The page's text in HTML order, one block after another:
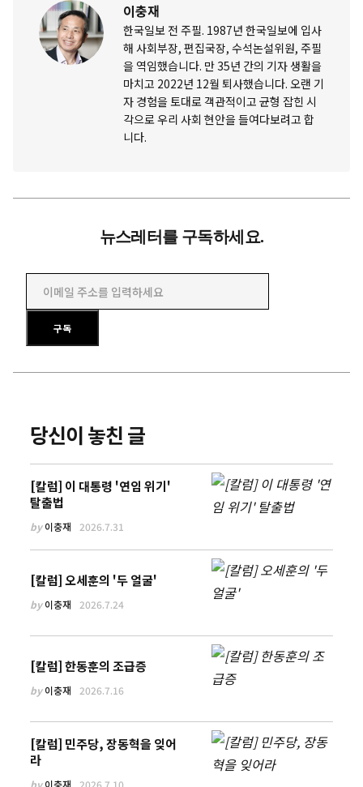
이충재
한국일보 전 주필. 1987년 한국일보에 입사
해 사회부장, 편집국장, 수석논설위원, 주필
을 역임했습니다. 만 35년 간의 기자 생활을
마치고 2022년 12월 퇴사했습니다. 오랜 기
자 경험을 토대로 객관적이고 균형 잡힌 시
각으로 우리 사회 현안을 들여다보려고 합
니다.
뉴스레터를 구독하세요.
이메일 주소를 입력하세요
구독
당신이 놓친 글
[칼럼] 이 대통령 '연임 위기'
탈출법
by이충재 2026.7.31
[칼럼] 오세훈의 '두 얼굴'
by이충재 2026.7.24
[칼럼] 한동훈의 조급증
by이충재 2026.7.16
[칼럼] 민주당, 장동혁을 잊어
라
by이충재 2026.7.10